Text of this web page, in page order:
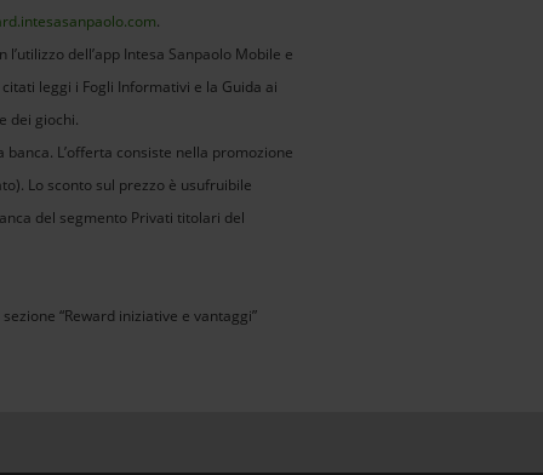
.
dell’app Intesa Sanpaolo Mobile e
leggi i Fogli Informativi e la Guida ai
dei giochi.
L’offerta consiste nella promozione
Lo sconto sul prezzo è usufruibile
del segmento Privati titolari del
“Reward iniziative e vantaggi”